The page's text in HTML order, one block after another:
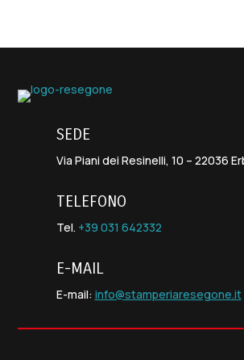
SEDE
Via Piani dei Resinelli, 10 – 22036
TELEFONO
Tel. +39 031 642332
E-MAIL
E-mail: info@stamperiaresegone.it